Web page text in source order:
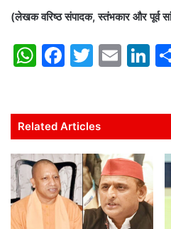
(लेखक वरिष्ठ संपादक, स्तंभकार और पूर्व
W
s
A
p
p
F
e
b
o
o
k
T
er
E
l
Li
e
dI
n
Related Articles